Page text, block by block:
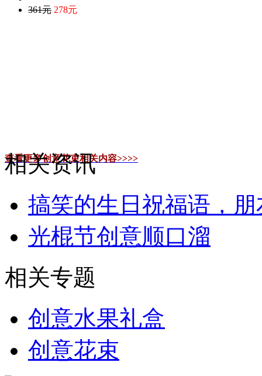
361元 278元
查看更多创意花束相关内容>>>>
相关资讯
搞笑的生日祝福语，
光棍节创意顺口溜
相关专题
创意水果礼盒
创意花束